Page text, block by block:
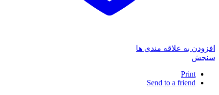
افزودن به علاقه مندی ها
سنجش
Print
Send to a friend